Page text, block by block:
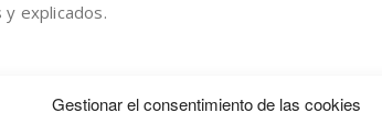
Gestionar el consentimiento de las cookies
explicados.